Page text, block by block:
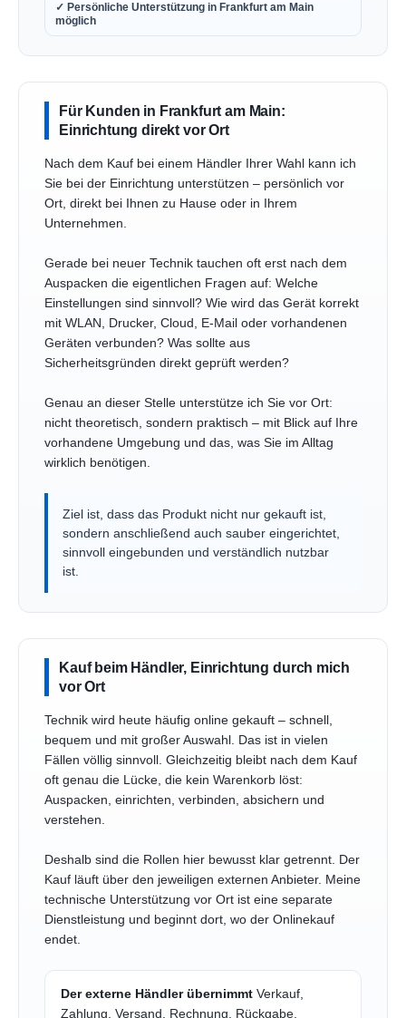
✓ Persönliche Unterstützung in Frankfurt am Main
möglich
Für Kunden in Frankfurt am Main:
Einrichtung direkt vor Ort
Nach dem Kauf bei einem Händler Ihrer Wahl kann ich
Sie bei der Einrichtung unterstützen – persönlich vor
Ort, direkt bei Ihnen zu Hause oder in Ihrem
Unternehmen.
Gerade bei neuer Technik tauchen oft erst nach dem
Auspacken die eigentlichen Fragen auf: Welche
Einstellungen sind sinnvoll? Wie wird das Gerät korrekt
mit WLAN, Drucker, Cloud, E-Mail oder vorhandenen
Geräten verbunden? Was sollte aus
Sicherheitsgründen direkt geprüft werden?
Genau an dieser Stelle unterstütze ich Sie vor Ort:
nicht theoretisch, sondern praktisch – mit Blick auf Ihre
vorhandene Umgebung und das, was Sie im Alltag
wirklich benötigen.
Ziel ist, dass das Produkt nicht nur gekauft ist,
sondern anschließend auch sauber eingerichtet,
sinnvoll eingebunden und verständlich nutzbar
ist.
Kauf beim Händler, Einrichtung durch mich
vor Ort
Technik wird heute häufig online gekauft – schnell,
bequem und mit großer Auswahl. Das ist in vielen
Fällen völlig sinnvoll. Gleichzeitig bleibt nach dem Kauf
oft genau die Lücke, die kein Warenkorb löst:
Auspacken, einrichten, verbinden, absichern und
verstehen.
Deshalb sind die Rollen hier bewusst klar getrennt. Der
Kauf läuft über den jeweiligen externen Anbieter. Meine
technische Unterstützung vor Ort ist eine separate
Dienstleistung und beginnt dort, wo der Onlinekauf
endet.
Der externe Händler übernimmt Verkauf,
Zahlung, Versand, Rechnung, Rückgabe,